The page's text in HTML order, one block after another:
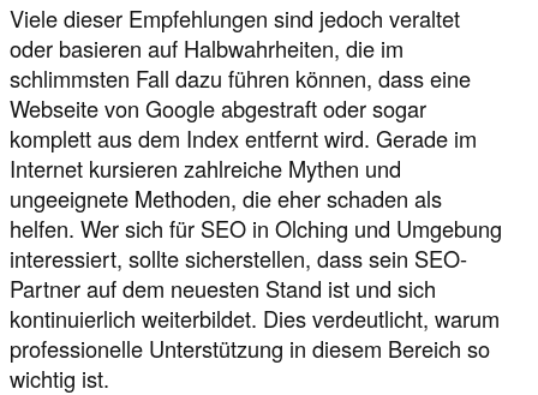
Viele dieser Empfehlungen sind jedoch veraltet
oder basieren auf Halbwahrheiten, die im
schlimmsten Fall dazu führen können, dass eine
Webseite von Google abgestraft oder sogar
komplett aus dem Index entfernt wird. Gerade im
Internet kursieren zahlreiche Mythen und
ungeeignete Methoden, die eher schaden als
helfen. Wer sich für SEO in Olching und Umgebung
interessiert, sollte sicherstellen, dass sein SEO-
Partner auf dem neuesten Stand ist und sich
kontinuierlich weiterbildet. Dies verdeutlicht, warum
professionelle Unterstützung in diesem Bereich so
wichtig ist.